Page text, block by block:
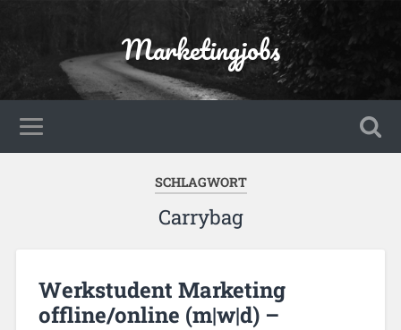
Marketingjobs
SCHLAGWORT
Carrybag
Werkstudent Marketing
offline/online (m|w|d) –